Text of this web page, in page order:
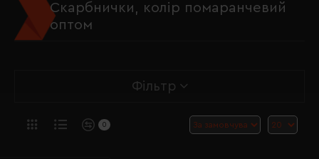
Скарбнички, колір помаранчевий
оптом
Фільтр
0